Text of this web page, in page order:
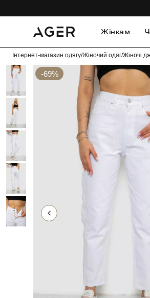
Жінкам
Інтернет-магазин одягу/Жіночий одяг/Жіночі
-69%